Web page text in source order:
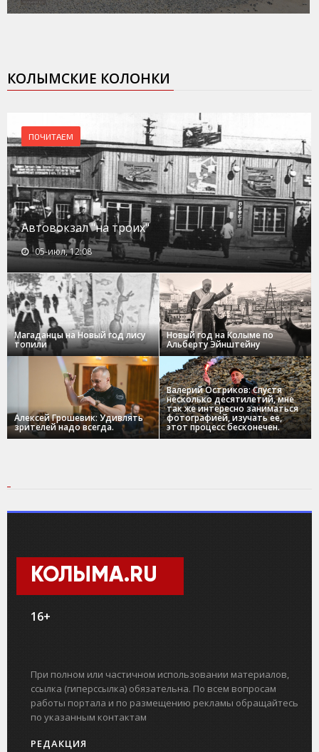
КОЛЫМСКИЕ КОЛОНКИ
ПОЧИТАЕМ
Автовокзал "на троих"
05-июл, 12:08
Магаданцы на Новый год лису
топили
Новый год на Колыме по
Альберту Эйнштейну
Алексей Грошевик: Удивлять
зрителей надо всегда.
Валерий Остриков: Спустя
несколько десятилетий, мне
так же интересно заниматься
фотографией, изучать ее,
этот процесс бесконечен.
КОЛЫМА.RU
16+
При полном или частичном использовании материалов,
ссылка (гиперссылка) обязательна. По всем вопросам
работы портала и по размещению рекламы обращайтесь
по указанным контактам
РЕДАКЦИЯ